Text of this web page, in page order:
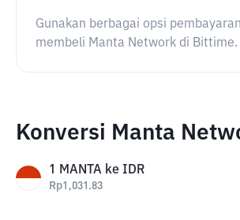
Gunakan berbagai opsi
membeli Manta Network di Bittime.
Konversi Manta
1 MANTA ke IDR
Rp1,031.83